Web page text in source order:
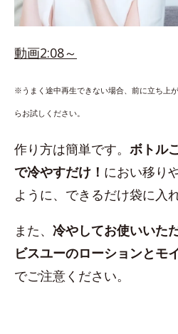
動画2:08～
※うまく途中再生できない場合、前に立ち上
らお試しください。
作り方は簡単です。 ボトル
で冷やすだけ！ におい移り
ように、できるだけ袋に入
また、 冷やしてお使いいた
ビスユーのローションとモ
でご注意ください。